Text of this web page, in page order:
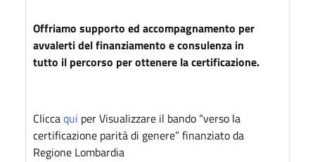
Offriamo supporto ed accompagnamento per
avvalerti del finanziamento e consulenza in
tutto il percorso per ottenere la certificazione.
Cliccaqui per Visualizzare il bando “verso la
certificazione parità di genere” finanziato da
Regione Lombardia